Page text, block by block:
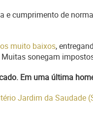
e cumprimento de
muito baixos,
sonegam
Em uma última
Jardim da Saudade